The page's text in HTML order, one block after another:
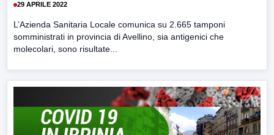
29 APRILE 2022
L’Azienda Sanitaria Locale comunica su 2.665 tamponi
somministrati in provincia di Avellino, sia antigenici che
molecolari, sono risultate...